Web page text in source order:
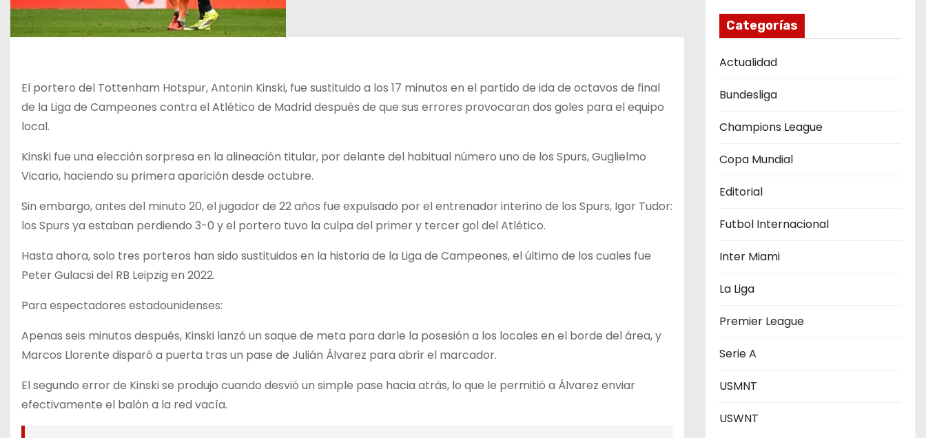
El portero del Tottenham Hotspur, Antonin Kinski, fue sustituido a los 17 minutos en el partido de ida de octavos de final
de la Liga de Campeones contra el Atlético de Madrid después de que sus errores provocaran dos goles para el equipo
local.
Kinski fue una elección sorpresa en la alineación titular, por delante del habitual número uno de los Spurs, Guglielmo
Vicario, haciendo su primera aparición desde octubre.
Sin embargo, antes del minuto 20, el jugador de 22 años fue expulsado por el entrenador interino de los Spurs, Igor Tudor:
los Spurs ya estaban perdiendo 3-0 y el portero tuvo la culpa del primer y tercer gol del Atlético.
Hasta ahora, solo tres porteros han sido sustituidos en la historia de la Liga de Campeones, el último de los cuales fue
Peter Gulacsi del RB Leipzig en 2022.
Para espectadores estadounidenses:
Apenas seis minutos después, Kinski lanzó un saque de meta para darle la posesión a los locales en el borde del área, y
Marcos Llorente disparó a puerta tras un pase de Julián Álvarez para abrir el marcador.
El segundo error de Kinski se produjo cuando desvió un simple pase hacia atrás, lo que le permitió a Álvarez enviar
efectivamente el balón a la red vacía.
Categorías
Actualidad
Bundesliga
Champions League
Copa Mundial
Editorial
Futbol Internacional
Inter Miami
La Liga
Premier League
Serie A
USMNT
USWNT